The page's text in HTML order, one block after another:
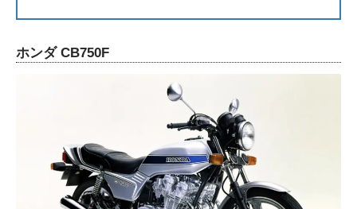
ホンダ CB750F